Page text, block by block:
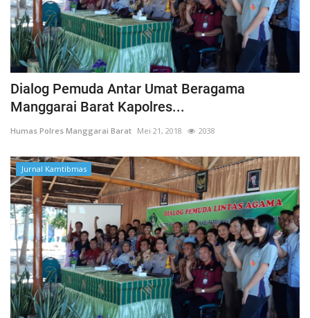
Dialog Pemuda Antar Umat Beragama
Manggarai Barat Kapolres...
Humas Polres Manggarai Barat Mei 21, 2018 2038
Jurnal Kamtibmas